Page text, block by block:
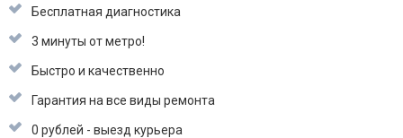
Бесплатная диагностика
3 минуты от метро!
Быстро и качественно
Гарантия на все виды ремонта
0 рублей - выезд курьера